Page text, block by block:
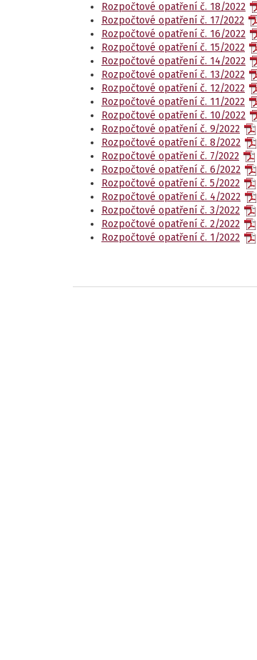
Rozpočtové opatření č. 18/2022
Rozpočtové opatření č. 17/2022
Rozpočtové opatření č. 16/2022
Rozpočtové opatření č. 15/2022
Rozpočtové opatření č. 14/2022
Rozpočtové opatření č. 13/2022
Rozpočtové opatření č. 12/2022
Rozpočtové opatření č. 11/2022
Rozpočtové opatření č. 10/2022
Rozpočtové opatření č. 9/2022
Rozpočtové opatření č. 8/2022
Rozpočtové opatření č. 7/2022
Rozpočtové opatření č. 6/2022
Rozpočtové opatření č. 5/2022
Rozpočtové opatření č. 4/2022
Rozpočtové opatření č. 3/2022
Rozpočtové opatření č. 2/2022
Rozpočtové opatření č. 1/2022